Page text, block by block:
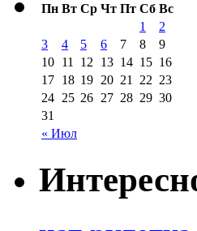
Пн Вт Ср Чт Пт Сб Вс
« Июл
1
2
3
4 5 6 7 8
9
10 11 12 13 14 15 16
17 18 19 20 21 22 23
24 25 26 27 28 29 30
31